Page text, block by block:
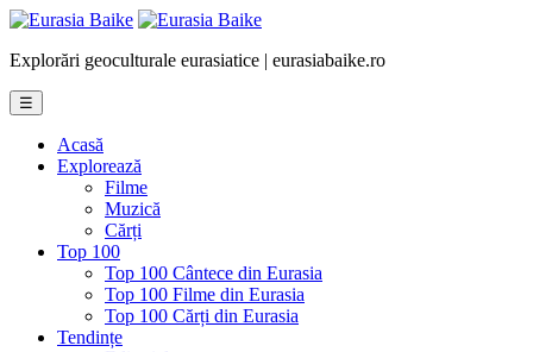
Explorări geoculturale eurasiatice | eurasiabaike.ro
☰
Acasă
Explorează
Filme
Muzică
Cărți
Top 100
Top 100 Cântece din Eurasia
Top 100 Filme din Eurasia
Top 100 Cărți din Eurasia
Tendințe